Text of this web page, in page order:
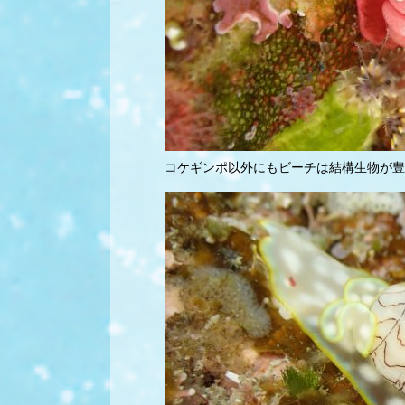
コケギンポ以外にもビーチは結構生物が